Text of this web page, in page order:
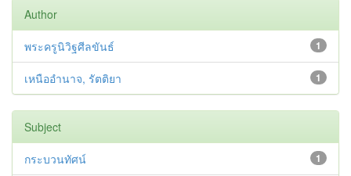
Author
1
พระครูนิวิฐศีลขันธ์
1
เหนืออำนาจ, รัตติยา
Subject
1
กระบวนทัศน์